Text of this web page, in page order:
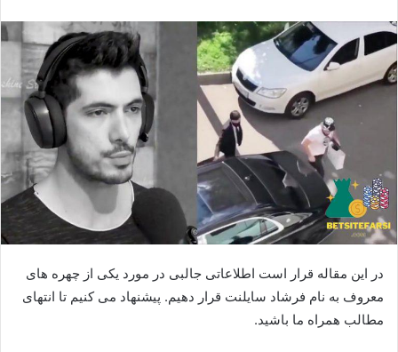
در این مقاله قرار است اطلاعاتی جالبی در مورد یکی از چهره های
معروف به نام فرشاد سایلنت قرار دهیم. پیشنهاد می کنیم تا انتهای
مطالب همراه ما باشید.